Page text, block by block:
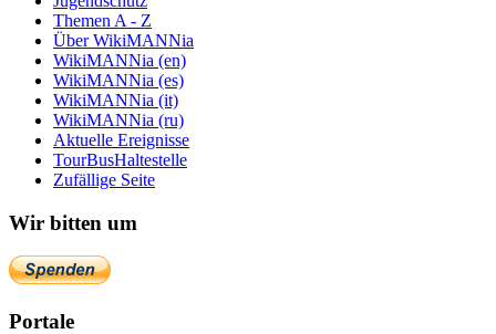
Themen A - Z
Über WikiMANNia
WikiMANNia (en)
WikiMANNia (es)
WikiMANNia (it)
WikiMANNia (ru)
Aktuelle Ereignisse
TourBusHaltestelle
Zufällige Seite
Wir bitten um
Portale